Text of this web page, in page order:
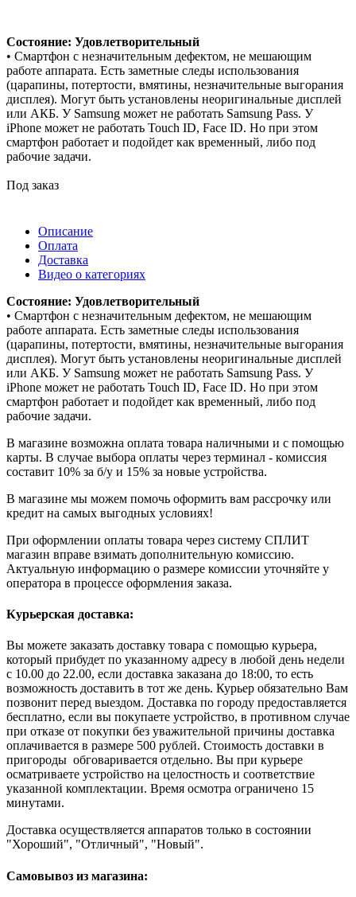
Состояние: Удовлетворительный
• Смартфон с незначительным дефектом, не мешающим
работе аппарата. Есть заметные следы использования
(царапины, потертости, вмятины, незначительные выгорания
дисплея). Могут быть установлены неоригинальные дисплей
или АКБ. У Samsung может не работать Samsung Pass. У
iPhone может не работать Touch ID, Face ID. Но при этом
смартфон работает и подойдет как временный, либо под
рабочие задачи.
Под заказ
Описание
Оплата
Доставка
Видео о категориях
Состояние: Удовлетворительный
• Смартфон с незначительным дефектом, не мешающим
работе аппарата. Есть заметные следы использования
(царапины, потертости, вмятины, незначительные выгорания
дисплея). Могут быть установлены неоригинальные дисплей
или АКБ. У Samsung может не работать Samsung Pass. У
iPhone может не работать Touch ID, Face ID. Но при этом
смартфон работает и подойдет как временный, либо под
рабочие задачи.
В магазине возможна оплата товара наличными и с помощью
карты. В случае выбора оплаты через терминал - комиссия
составит 10% за б/у и 15% за новые устройства.
В магазине мы можем помочь оформить вам рассрочку или
кредит на самых выгодных условиях!
При оформлении оплаты товара через систему СПЛИТ
магазин вправе взимать дополнительную комиссию.
Актуальную информацию о размере комиссии уточняйте у
оператора в процессе оформления заказа.
Курьерская доставка:
Вы можете заказать доставку товара с помощью курьера,
который прибудет по указанному адресу в любой день недели
с 10.00 до 22.00, если доставка заказана до 18:00, то есть
возможность доставить в тот же день. Курьер обязательно Вам
позвонит перед выездом. Доставка по городу предоставляется
бесплатно, если вы покупаете устройство, в противном случае
при отказе от покупки без уважительной причины доставка
оплачивается в размере 500 рублей. Стоимость доставки в
пригороды обговаривается отдельно. Вы при курьере
осматриваете устройство на целостность и соответствие
указанной комплектации. Время осмотра ограничено 15
минутами.
Доставка осуществляется аппаратов только в состоянии
"Хороший", "Отличный", "Новый".
Самовывоз из магазина: